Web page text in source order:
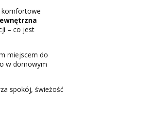
komfortowe
– co jest
miejscem do
w domowym
spokój, świeżość